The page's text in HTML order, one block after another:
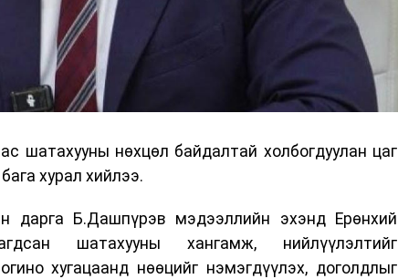
шатахууны нөхцөл байдалтай холбогдуулан цаг
хурал хийлээ.
дарга Б.Дашпүрэв мэдээллийн эхэнд Ерөнхий
шатахууны хангамж, нийлүүлэлтийг
хугацаанд нөөцийг нэмэгдүүлэх, доголдлыг